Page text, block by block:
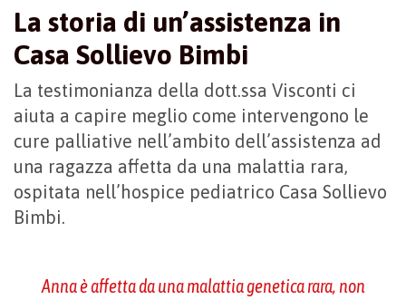
La storia di un’assistenza in
Casa Sollievo Bimbi
La testimonianza della dott.ssa Visconti ci
aiuta a capire meglio come intervengono le
cure palliative nell’ambito dell’assistenza ad
una ragazza affetta da una malattia rara,
ospitata nell’hospice pediatrico Casa Sollievo
Bimbi.
Anna è affetta da una malattia genetica rara, non